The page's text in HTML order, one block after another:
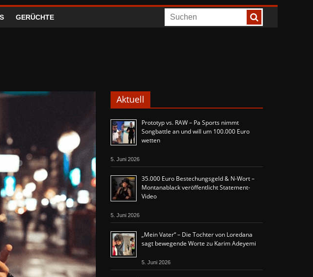
GERÜCHTE
Aktuell
Prototyp vs. RAW – Pa Sports nimmt
Songbattle an und will um 100.000 Euro
wetten
5. Juni 2026
35.000 Euro Bestechungsgeld & N-Wort –
Montanablack veröffentlicht Statement-
Video
5. Juni 2026
„Mein Vater“ – Die Tochter von Loredana
sagt bewegende Worte zu Karim Adeyemi
5. Juni 2026